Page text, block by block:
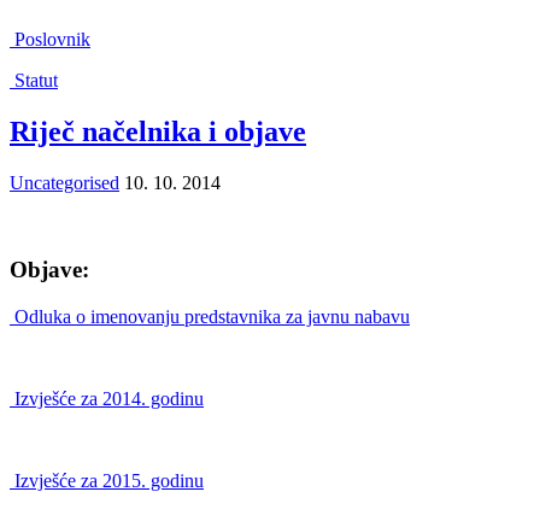
Poslovnik
Statut
Riječ načelnika i objave
Uncategorised 10. 10. 2014
Objave:
Odluka o imenovanju predstavnika za javnu nabavu
Izvješće za 2014. godinu
Izvješće za 2015. godinu